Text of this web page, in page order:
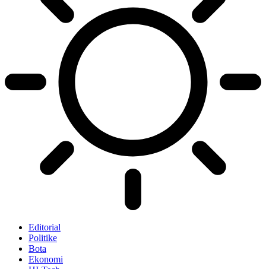
Editorial
Politike
Bota
Ekonomi